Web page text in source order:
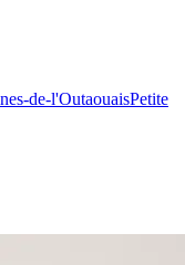
de-l'OutaouaisPetite